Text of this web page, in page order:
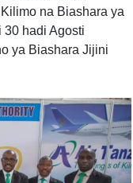
na Biashara ya
30 hadi Agosti
ya Biashara Jijini